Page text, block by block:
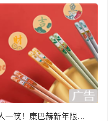
一筷！康巴赫新年限定